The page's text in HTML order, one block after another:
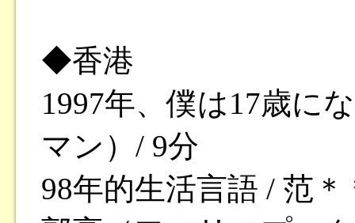
◆香港
1997年、僕は17歳に
マン）/ 9分
98年的生活言語 / 范